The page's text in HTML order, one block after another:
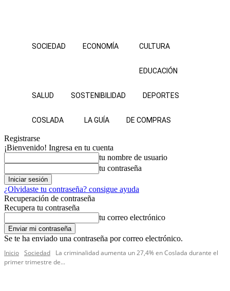
SOCIEDAD ECONOMÍA CULTURA
EDUCACIÓN
SALUD SOSTENIBILIDAD DEPORTES
COSLADA LA GUÍA DE COMPRAS
Registrarse
¡Bienvenido! Ingresa en tu cuenta
tu nombre de usuario
tu contraseña
¿Olvidaste tu contraseña? consigue ayuda
Recuperación de contraseña
Recupera tu contraseña
tu correo electrónico
Se te ha enviado una contraseña por correo electrónico.
Inicio Sociedad
La criminalidad aumenta un 27,4% en Coslada durante el
primer trimestre de...